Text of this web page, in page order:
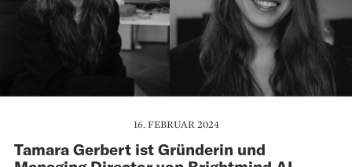
16. FEBRUAR 2024
Tamara Gerbert ist Gründerin und